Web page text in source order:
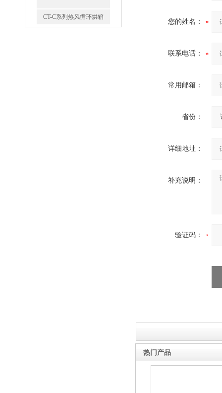
CT-C系列热风循环烘箱
您的姓名：
联系电话：
常用邮箱：
省份：
详细地址：
补充说明：
验证码：
热门产品